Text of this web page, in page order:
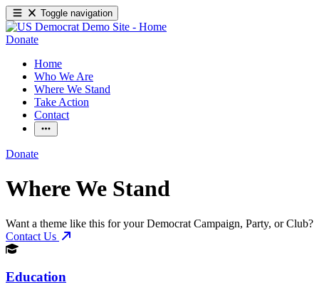
Toggle navigation
Donate
Home
Who We Are
Where We Stand
Take Action
Contact
Donate
Where We Stand
Want a theme like this for your Democrat Campaign, Party, or Club?
Contact Us
Education